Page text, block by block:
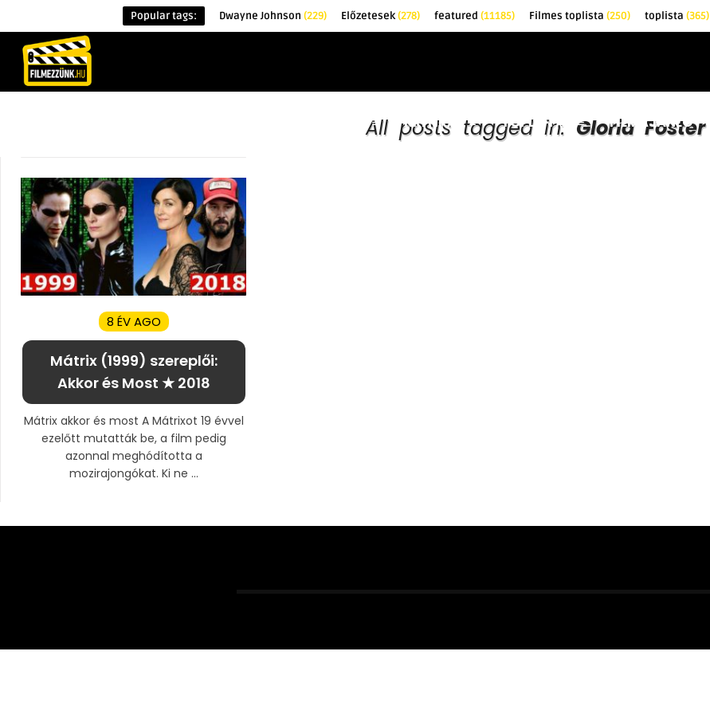
Popular tags: Dwayne Johnson (229) Előzetesek(278) featured (11185) Filmes toplista (250) toplista (365)
KRITIKÁK TOPLISTÁK FILMAJÁNLÓ
All posts tagged in: Gloria Foster
8 ÉV AGO
Mátrix (1999) szereplői:
Akkor és Most ★ 2018
Mátrix akkor és most A Mátrixot 19 évvel
ezelőtt mutatták be, a film pedig
azonnal meghódította a
mozirajongókat. Ki ne ...